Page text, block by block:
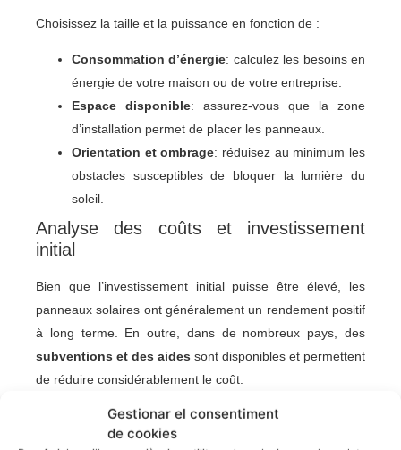
Gestionar el consentiment
de cookies
Choisissez la taille et la puissance en fonction de :
Consommation d’énergie: calculez les besoins en
énergie de votre maison ou de votre entreprise.
Espace disponible: assurez-vous que la zone
d’installation permet de placer les panneaux.
Orientation et ombrage: réduisez au minimum les
obstacles susceptibles de bloquer la lumière du
soleil.
Analyse des coûts et investissement
initial
Bien que l’investissement initial puisse être élevé, les
panneaux solaires ont généralement un rendement positif
à long terme. En outre, dans de nombreux pays, des
subventions et des aides sont disponibles et permettent
de réduire considérablement le coût.
Réglementation locale